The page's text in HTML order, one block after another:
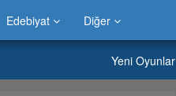
Edebiyat Diğer
Yeni Oyunlar